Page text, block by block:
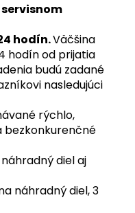
hodín.Väčšina
hodín od prijatia
budú zadané
nasledujúci
rýchlo,
bezkonkurenčné
diel aj
náhradný diel, 3